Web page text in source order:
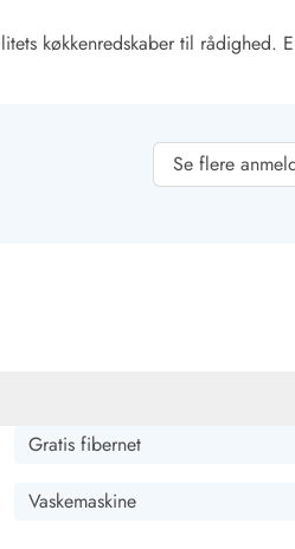
køkkenredskaber til rådighed.
eller spille.
Se flere
Gratis fibernet
Vaskemaskine